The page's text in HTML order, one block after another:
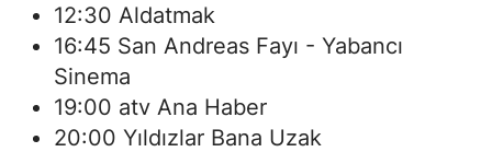
12:30 Aldatmak
16:45 San Andreas Fayı - Yabancı
Sinema
19:00 atv Ana Haber
20:00 Yıldızlar Bana Uzak